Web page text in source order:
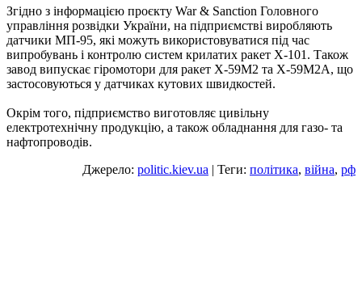
Згідно з інформацією проєкту War & Sanction Головного
управління розвідки України, на підприємстві виробляють
датчики МП-95, які можуть використовуватися під час
випробувань і контролю систем крилатих ракет Х-101. Також
завод випускає гіромотори для ракет Х-59М2 та Х-59М2А, що
застосовуються у датчиках кутових швидкостей.
Окрім того, підприємство виготовляє цивільну
електротехнічну продукцію, а також обладнання для газо- та
нафтопроводів.
Джерело: politic.kiev.ua | Теги: політика, війна, рф